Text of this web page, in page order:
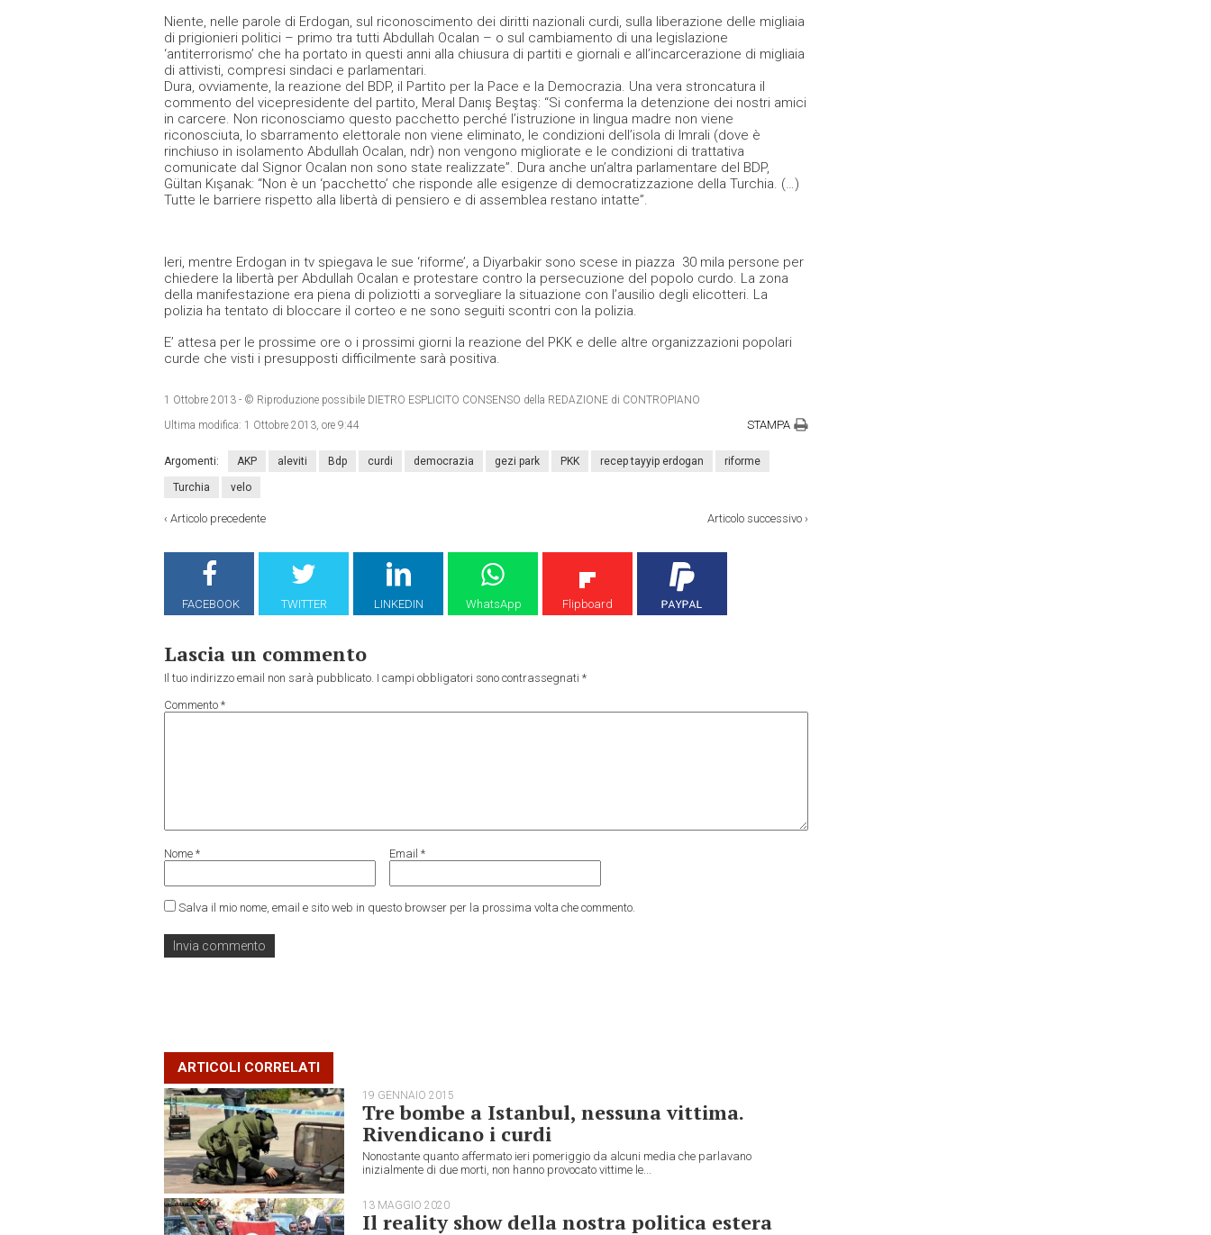
Niente, nelle parole di Erdogan, sul riconoscimento dei diritti nazionali curdi, sulla liberazione delle migliaia
di prigionieri politici – primo tra tutti Abdullah Ocalan – o sul cambiamento di una legislazione
‘antiterrorismo’ che ha portato in questi anni alla chiusura di partiti e giornali e all’incarcerazione di migliaia
di attivisti, compresi sindaci e parlamentari.
Dura, ovviamente, la reazione del BDP, il Partito per la Pace e la Democrazia. Una vera stroncatura il
commento del vicepresidente del partito, Meral Danış Beştaş: “Si conferma la detenzione dei nostri amici
in carcere. Non riconosciamo questo pacchetto perché l’istruzione in lingua madre non viene
riconosciuta, lo sbarramento elettorale non viene eliminato, le condizioni dell’isola di Imrali (dove è
rinchiuso in isolamento Abdullah Ocalan, ndr) non vengono migliorate e le condizioni di trattativa
comunicate dal Signor Ocalan non sono state realizzate”. Dura anche un’altra parlamentare del BDP,
Gültan Kışanak: “Non è un ‘pacchetto’ che risponde alle esigenze di democratizzazione della Turchia. (…)
Tutte le barriere rispetto alla libertà di pensiero e di assemblea restano intatte”.
Ieri, mentre Erdogan in tv spiegava le sue ‘riforme’, a Diyarbakir sono scese in piazza 30 mila persone per
chiedere la libertà per Abdullah Ocalan e protestare contro la persecuzione del popolo curdo. La zona
della manifestazione era piena di poliziotti a sorvegliare la situazione con l’ausilio degli elicotteri. La
polizia ha tentato di bloccare il corteo e ne sono seguiti scontri con la polizia.
E’ attesa per le prossime ore o i prossimi giorni la reazione del PKK e delle altre organizzazioni popolari
curde che visti i presupposti difficilmente sarà positiva.
1 Ottobre 2013 - © Riproduzione possibile DIETRO ESPLICITO CONSENSO della REDAZIONE di CONTROPIANO
Ultima modifica: 1 Ottobre 2013, ore 9:44 STAMPA
Argomenti: AKP aleviti Bdp curdi democrazia gezi park PKK recep tayyip erdogan riforme
Turchia velo
‹ Articolo precedente Articolo successivo ›
FACEBOOK TWITTER LINKEDIN WhatsApp Flipboard
Lascia un commento
Il tuo indirizzo email non sarà pubblicato. I campi obbligatori sono contrassegnati *
Commento *
Nome * Email *
Salva il mio nome, email e sito web in questo browser per la prossima volta che commento.
ARTICOLI CORRELATI
19 GENNAIO 2015
Tre bombe a Istanbul, nessuna vittima.
Rivendicano i curdi
Nonostante quanto affermato ieri pomeriggio da alcuni media che parlavano
inizialmente di due morti, non hanno provocato vittime le...
13 MAGGIO 2020
Il reality show della nostra politica estera